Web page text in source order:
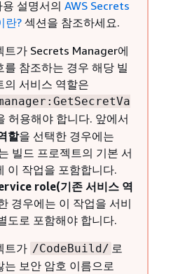
설명서의 AWS Secrets
란?섹션을 참조하세요.
트가 Secrets Manager에
를 참조하는 경우 해당 빌
의 서비스 역할은
허용해야 합니다. 앞에서
할을 선택한 경우에는
빌드 프로젝트의 기본 서
이 작업을 포함합니다.
role(기존 서비스 역
경우에는 이 작업을 서비
도로 포함해야 합니다.
트가 /CodeBuild/ 로
는 보안 암호 이름으로